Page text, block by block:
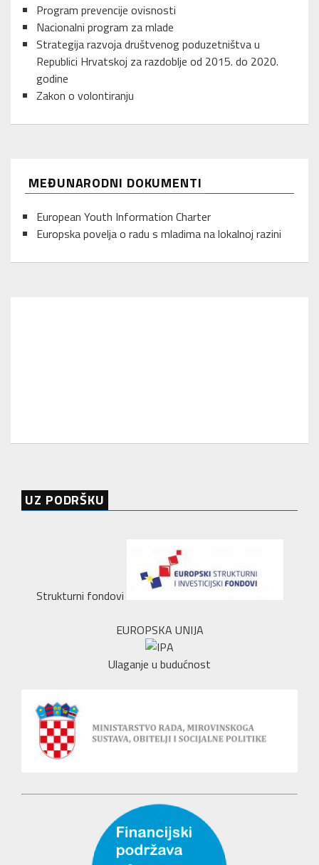
Program prevencije ovisnosti
Nacionalni program za mlade
Strategija razvoja društvenog poduzetništva u
Republici Hrvatskoj za razdoblje od 2015. do 2020.
godine
Zakon o volontiranju
MEĐUNARODNI DOKUMENTI
European Youth Information Charter
Europska povelja o radu s mladima na lokalnoj razini
UZ PODRŠKU
Strukturni fondovi
EUROPSKA UNIJA
Ulaganje u budućnost